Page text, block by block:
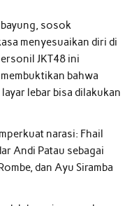
sosok
menyesuaikan diri di
JKT48 ini
bahwa
lebar bisa dilakukan
narasi: Fhail
Andi Patau sebagai
dan Ayu Siramba